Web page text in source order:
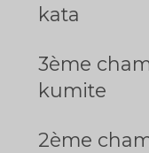
kata
3ème
kumite
2ème